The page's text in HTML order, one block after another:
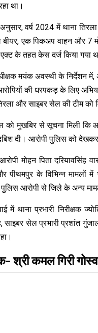
था।
वर्ष 2024 में थाना
बीयर, एक पिकअप वाहन और 7
के तहत केस दर्ज किया गया
मयंक अवस्थी के निर्देशन में,
की धरपकड़ के लिए
और साइबर सेल की टीम को
को मुखबिर से सूचना मिली कि
दी। आरोपी पुलिस को
आरोपी मोहन पिता दरियावसिंह
पीथमपुर के विभिन्न मामलों में
आरोपी से जिले के अन्य
में थाना प्रभारी निरीक्षक
साइबर सेल प्रभारी प्रशांत
श्री कमल गिरी